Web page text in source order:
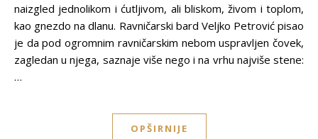
naizgled jednolikom i ćutljivom, ali bliskom, živom i toplom,
kao gnezdo na dlanu. Ravničarski bard Veljko Petrović pisao
je da pod ogromnim ravničarskim nebom uspravljen čovek,
zagledan u njega, saznaje više nego i na vrhu najviše stene:
…
OPŠIRNIJE